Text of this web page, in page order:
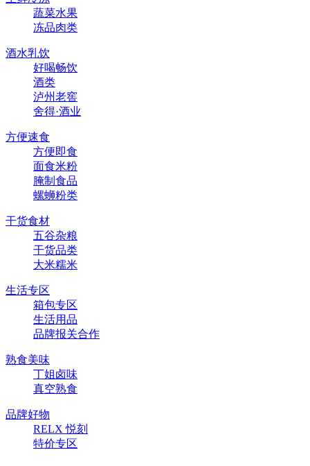
蔬菜水果
冻品肉类
酒水乳饮
好喝畅饮
酒类
泸州老窖
舍得·酒业
方便速食
方便即食
面食米粉
腌制食品
螺蛳粉类
干货食材
五谷杂粮
干货品类
大米糯米
生活专区
箱包专区
生活用品
品牌报关合作
熟食美味
丁姐卤味
真空熟食
品牌好物
RELX 悦刻
特价专区